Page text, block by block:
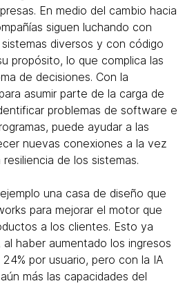
En medio del cambio hacia
siguen luchando con
diversos y con código
propósito, lo que complica las
de decisiones. Con la
asumir parte de la carga de
problemas de software e
puede ayudar a las
nuevas conexiones a la vez
de los sistemas.
una casa de diseño que
para mejorar el motor que
a los clientes. Esto ya
haber aumentado los ingresos
por usuario, pero con la IA
más las capacidades del